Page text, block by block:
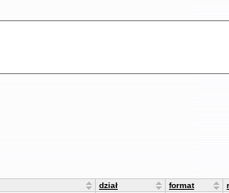
dział format